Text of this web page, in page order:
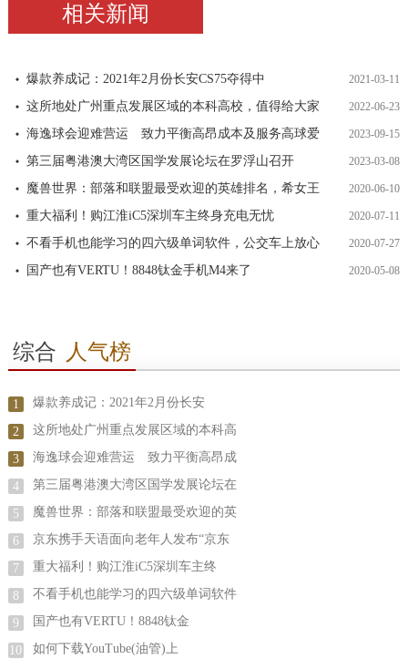
相关新闻
爆款养成记：2021年2月份长安CS75夺得中 2021-03-11
这所地处广州重点发展区域的本科高校，值得给大家 2022-06-23
海逸球会迎难营运 致力平衡高昂成本及服务高球爱 2023-09-15
第三届粤港澳大湾区国学发展论坛在罗浮山召开 2023-03-08
魔兽世界：部落和联盟最受欢迎的英雄排名，希女王 2020-06-10
重大福利！购江淮iC5深圳车主终身充电无忧 2020-07-11
不看手机也能学习的四六级单词软件，公交车上放心 2020-07-27
国产也有VERTU！8848钛金手机M4来了 2020-05-08
综合 人气榜
1 爆款养成记：2021年2月份长安
2 这所地处广州重点发展区域的本科高
3 海逸球会迎难营运 致力平衡高昂成
4 第三届粤港澳大湾区国学发展论坛在
5 魔兽世界：部落和联盟最受欢迎的英
6 京东携手天语面向老年人发布“京东
7 重大福利！购江淮iC5深圳车主终
8 不看手机也能学习的四六级单词软件
9 国产也有VERTU！8848钛金
10 如何下载YouTube(油管)上